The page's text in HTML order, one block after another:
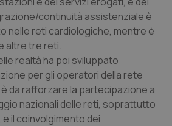
continuità assistenziale è
nelle reti cardiologiche, mentre è
altre tre reti.
realtà ha poi sviluppato
per gli operatori della rete
da rafforzare la partecipazione a
nazionali delle reti, soprattutto
il coinvolgimento dei
Statistici Marketing
contribuiscono a rendere fruibile il
funzionalità di base quali la
pagine e l'accesso alle aree
Il sito web non è in grado di
senza questi cookie.
Fornitore/Dominio
YouTube
.youtube.com
5